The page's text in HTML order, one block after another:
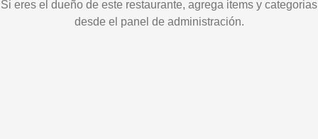
Si eres el dueño de este restaurante, agrega items y categorias
desde el panel de administración.